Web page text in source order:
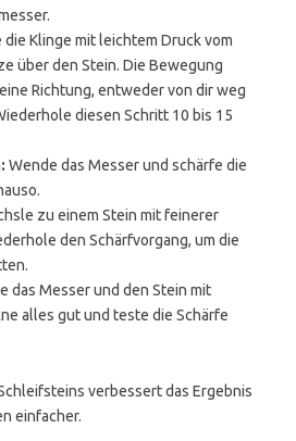
die Klinge mit leichtem Druck vom
über den Stein. Die Bewegung
Richtung, entweder von dir weg
diesen Schritt 10 bis 15
Wende das Messer und schärfe die
zu einem Stein mit feinerer
den Schärfvorgang, um die
das Messer und den Stein mit
alles gut und teste die Schärfe
verbessert das Ergebnis
einfacher.